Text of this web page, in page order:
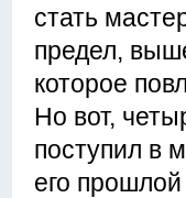
стать
предел,
которое
Но вот,
поступил в
его